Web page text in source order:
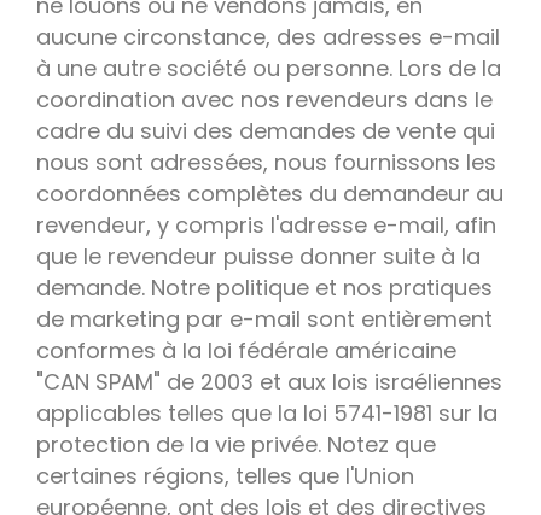
aucune circonstance, des adresses e-mail
à une autre société ou personne. Lors de la
coordination avec nos revendeurs dans le
cadre du suivi des demandes de vente qui
nous sont adressées, nous fournissons les
coordonnées complètes du demandeur au
revendeur, y compris l'adresse e-mail, afin
que le revendeur puisse donner suite à la
demande. Notre politique et nos pratiques
de marketing par e-mail sont entièrement
conformes à la loi fédérale américaine
"CAN SPAM" de 2003 et aux lois israéliennes
applicables telles que la loi 5741-1981 sur la
protection de la vie privée. Notez que
certaines régions, telles que l'Union
européenne, ont des lois et des directives